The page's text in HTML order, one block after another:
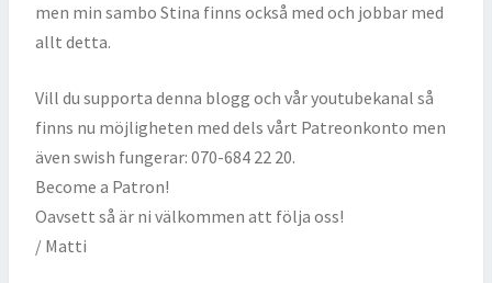
men min sambo Stina finns också med och jobbar med
allt detta.
Vill du supporta denna blogg och vår youtubekanal så
finns nu möjligheten med dels vårt Patreonkonto men
även swish fungerar: 070-684 22 20.
Become a Patron!
Oavsett så är ni välkommen att följa oss!
/ Matti